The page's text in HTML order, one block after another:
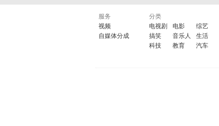
服务
视频
自媒体分成
分类
电视剧
电影 综艺
搞笑
音乐人 生活
科技
教育 汽车